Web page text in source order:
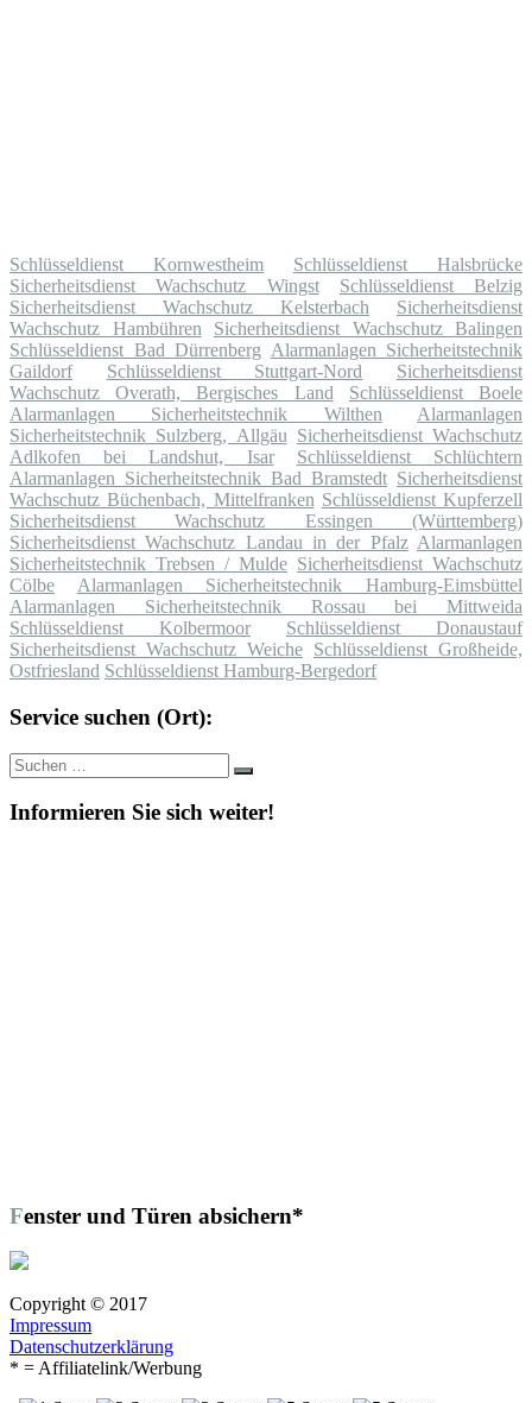
Schlüsseldienst Kornwestheim
Schlüsseldienst Halsbrücke
Sicherheitsdienst Wachschutz Wingst
Schlüsseldienst Belzig
Sicherheitsdienst Wachschutz Kelsterbach
Sicherheitsdienst
Wachschutz Hambühren
Sicherheitsdienst Wachschutz Balingen
Schlüsseldienst Bad Dürrenberg Alarmanlagen Sicherheitstechnik
Gaildorf
Schlüsseldienst Stuttgart-Nord
Sicherheitsdienst
Wachschutz Overath, Bergisches Land
Schlüsseldienst Boele
Alarmanlagen Sicherheitstechnik Wilthen
Alarmanlagen
Sicherheitstechnik Sulzberg, Allgäu Sicherheitsdienst Wachschutz
Adlkofen bei Landshut, Isar
Schlüsseldienst Schlüchtern
Alarmanlagen Sicherheitstechnik Bad Bramstedt Sicherheitsdienst
Wachschutz Büchenbach, Mittelfranken Schlüsseldienst Kupferzell
Sicherheitsdienst Wachschutz Essingen (Württemberg)
Sicherheitsdienst Wachschutz Landau in der Pfalz Alarmanlagen
Sicherheitstechnik Trebsen / Mulde Sicherheitsdienst Wachschutz
Cölbe
Alarmanlagen Sicherheitstechnik Hamburg-Eimsbüttel
Alarmanlagen Sicherheitstechnik Rossau bei Mittweida
Schlüsseldienst Kolbermoor
Schlüsseldienst Donaustauf
Sicherheitsdienst Wachschutz Weiche Schlüsseldienst Großheide,
Ostfriesland Schlüsseldienst Hamburg-Bergedorf
Service suchen (Ort):
Suche
nach:
Suchen
Informieren Sie sich weiter!
Fenster und Türen absichern*
Copyright © 2017
Impressum
Datenschutzerklärung
* = Affiliatelink/Werbung